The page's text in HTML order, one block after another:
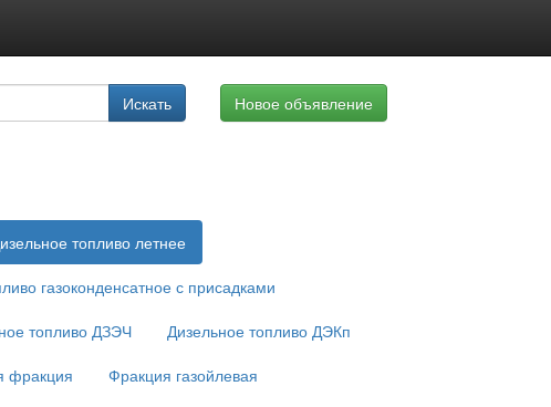
Искать Новое объявление
топливо летнее
газоконденсатное с присадками
топливо ДЗЭЧ
Дизельное топливо ДЭКп
фракция
Фракция газойлевая